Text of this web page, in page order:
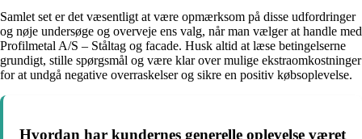
Samlet set er det væsentligt at være opmærksom på disse udfordringer
og nøje undersøge og overveje ens valg, når man vælger at handle med
Profilmetal A/S – Ståltag og facade. Husk altid at læse betingelserne
grundigt, stille spørgsmål og være klar over mulige ekstraomkostninger
for at undgå negative overraskelser og sikre en positiv købsoplevelse.
Hvordan har kundernes generelle oplevelse været